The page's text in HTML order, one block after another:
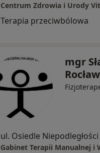
Centrum Zdrowia i Urody
Terapia przeciwbólowa
mgr
ul. Osiedle